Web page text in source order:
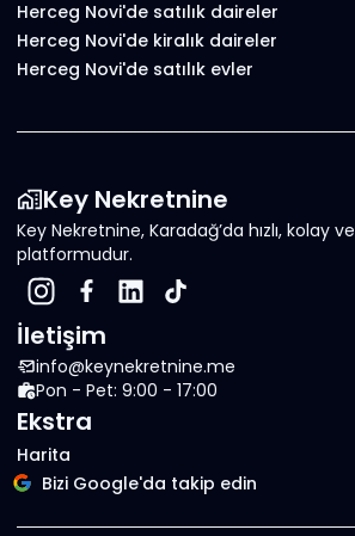
Herceg Novi'de satılık daireler
Herceg Novi'de kiralık daireler
Herceg Novi'de satılık evler
Key Nekretnine
Key Nekretnine, Karadağ’da hızlı, kolay
platformudur.
İletişim
info@keynekretnine.me
Pon - Pet: 9:00 - 17:00
Ekstra
Harita
Bizi Google'da takip edin